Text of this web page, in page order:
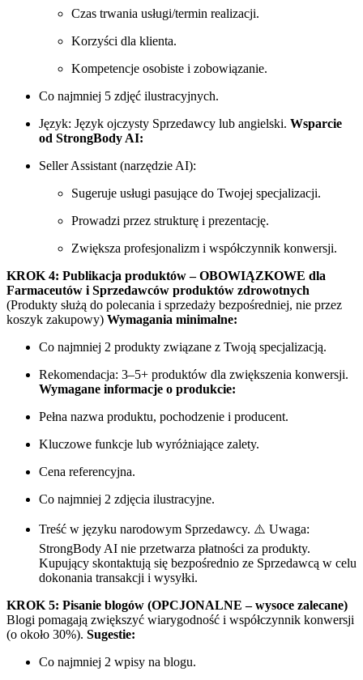
Czas trwania usługi/termin realizacji.
Korzyści dla klienta.
Kompetencje osobiste i zobowiązanie.
Co najmniej 5 zdjęć ilustracyjnych.
Język: Język ojczysty Sprzedawcy lub angielski. Wsparcie
od StrongBody AI:
Seller Assistant (narzędzie AI):
Sugeruje usługi pasujące do Twojej specjalizacji.
Prowadzi przez strukturę i prezentację.
Zwiększa profesjonalizm i współczynnik konwersji.
KROK 4: Publikacja produktów – OBOWIĄZKOWE dla
Farmaceutów i Sprzedawców produktów zdrowotnych
(Produkty służą do polecania i sprzedaży bezpośredniej, nie przez
koszyk zakupowy) Wymagania minimalne:
Co najmniej 2 produkty związane z Twoją specjalizacją.
Rekomendacja: 3–5+ produktów dla zwiększenia konwersji.
Wymagane informacje o produkcie:
Pełna nazwa produktu, pochodzenie i producent.
Kluczowe funkcje lub wyróżniające zalety.
Cena referencyjna.
Co najmniej 2 zdjęcia ilustracyjne.
Treść w języku narodowym Sprzedawcy. ⚠️ Uwaga:
StrongBody AI nie przetwarza płatności za produkty.
Kupujący skontaktują się bezpośrednio ze Sprzedawcą w celu
dokonania transakcji i wysyłki.
KROK 5: Pisanie blogów (OPCJONALNE – wysoce zalecane)
Blogi pomagają zwiększyć wiarygodność i współczynnik konwersji
(o około 30%). Sugestie:
Co najmniej 2 wpisy na blogu.